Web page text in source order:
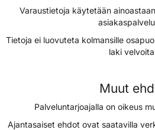
Varaustietoja käytetään
Tietoja ei luovuteta kolmansille
laki
Muut
Palveluntarjoajalla on oikeus
Ajantasaiset ehdot ovat saatavilla